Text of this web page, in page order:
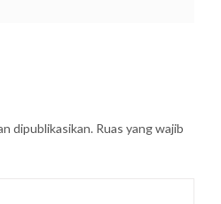
dipublikasikan. Ruas yang wajib